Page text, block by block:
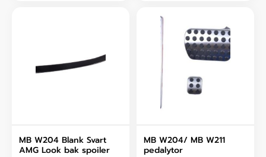
MB W204 Blank Svart
AMG Look bak spoiler
MB W204/ MB W211
pedalytor